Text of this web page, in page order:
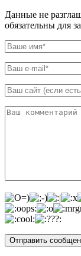
Данные не
обязательны для